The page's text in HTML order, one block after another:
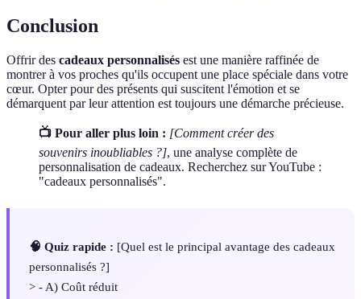
Conclusion
Offrir des cadeaux personnalisés est une manière raffinée de
montrer à vos proches qu'ils occupent une place spéciale dans votre
cœur. Opter pour des présents qui suscitent l'émotion et se
démarquent par leur attention est toujours une démarche précieuse.
📺 Pour aller plus loin : [Comment créer des
souvenirs inoubliables ?], une analyse complète de
personnalisation de cadeaux. Recherchez sur YouTube :
"cadeaux personnalisés".
🧠 Quiz rapide : [Quel est le principal avantage des cadeaux
personnalisés ?]
> - A) Coût réduit